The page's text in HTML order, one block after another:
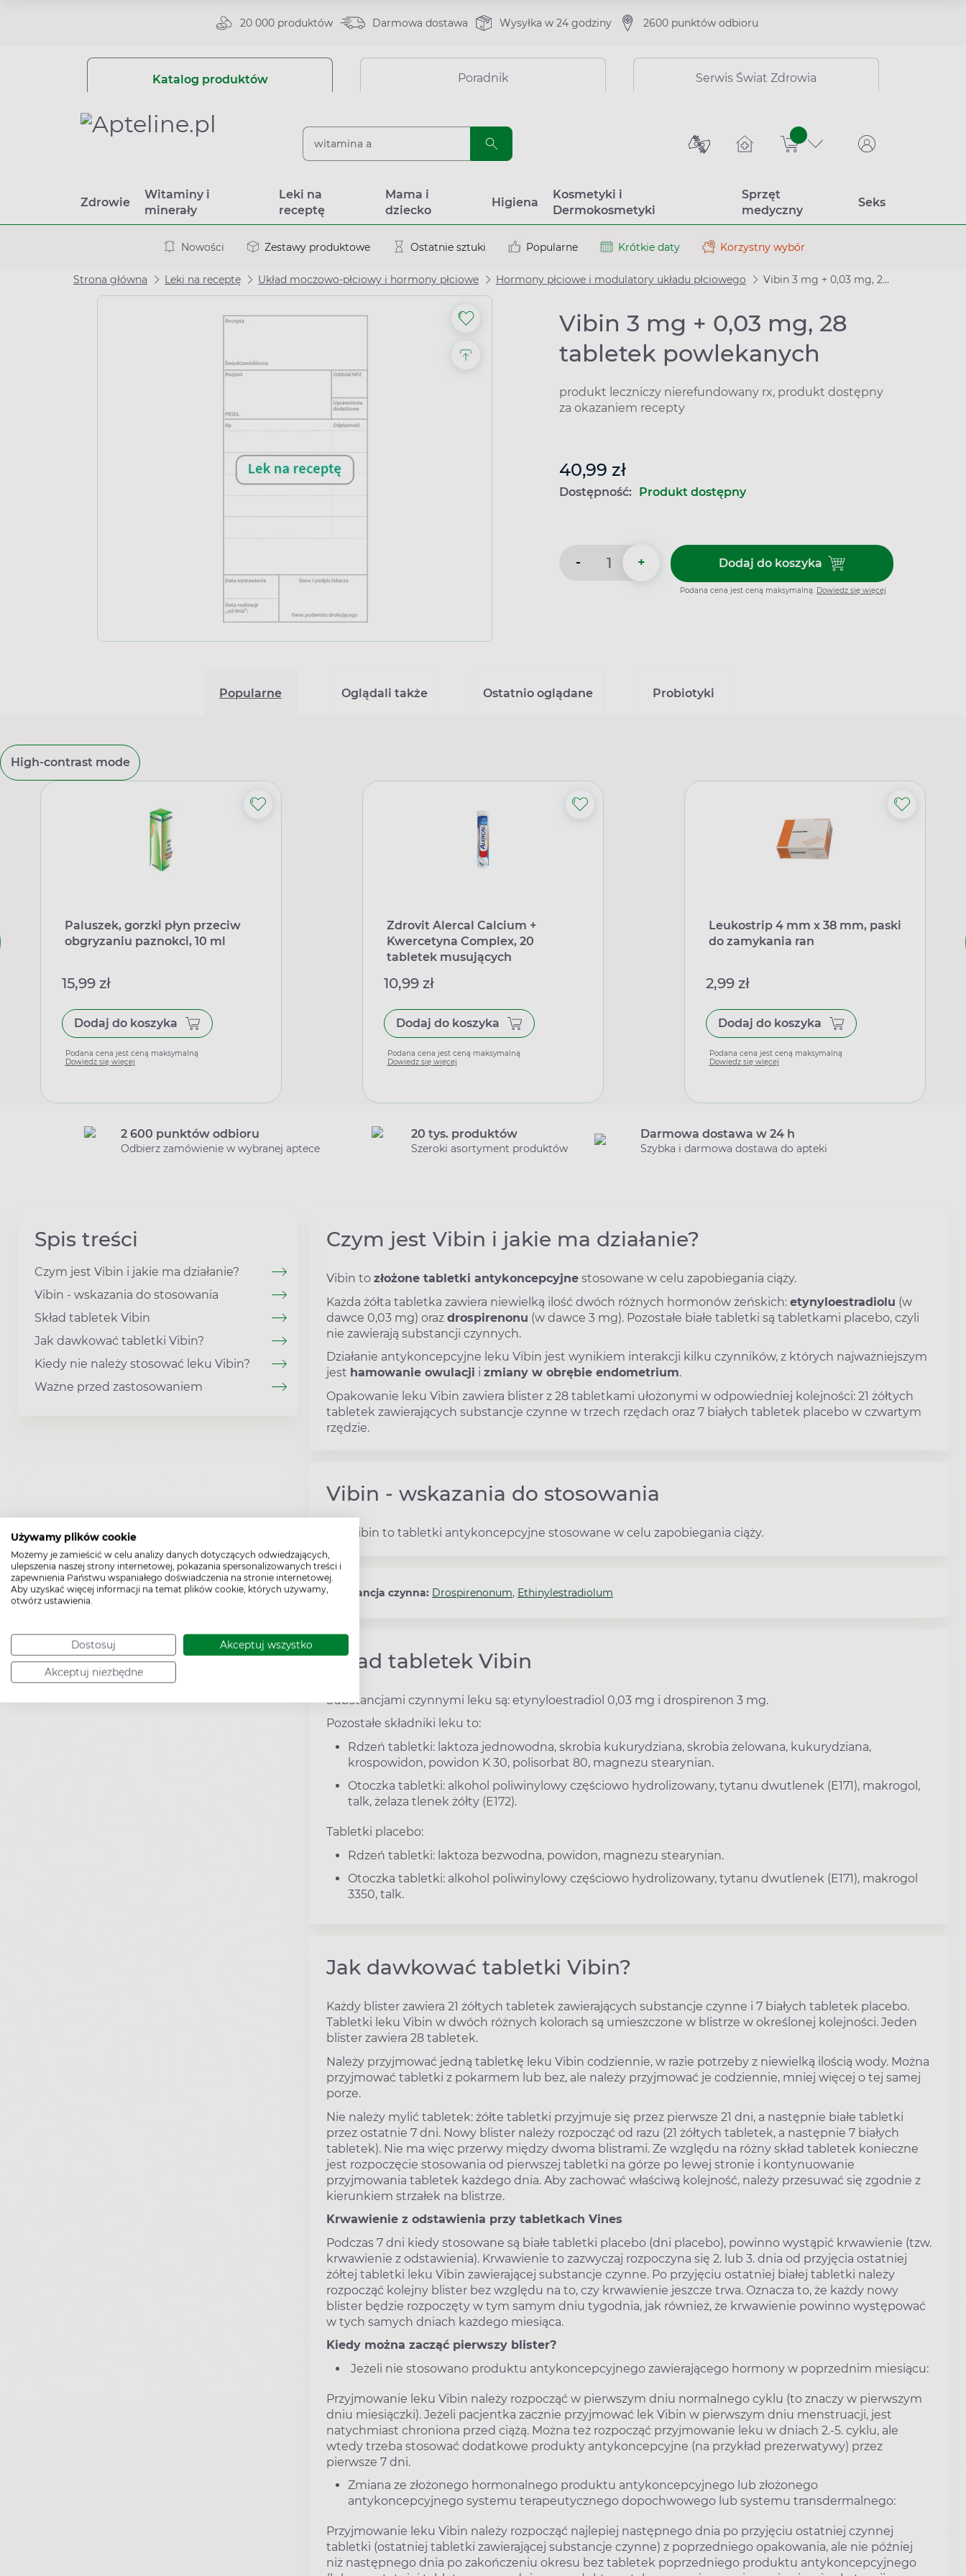
Używamy plików cookie
Możemy je zamieścić w celu analizy danych dotyczących odwiedzających,
ulepszenia naszej strony internetowej, pokazania spersonalizowanych treści i
zapewnienia Państwu wspaniałego doświadczenia na stronie internetowej.
Aby uzyskać więcej informacji na temat plików cookie, których używamy,
otwórz ustawienia.
Dostosuj Akceptuj wszystko
Akceptuj niezbędne
20 000 produktów Darmowa dostawa Wysyłka w 24 godziny 2600 punktów odbioru
Katalog produktów Poradnik Serwis Świat Zdrowia
sztuk
Zdrowie
Witaminy i
minerały
Leki na
receptę
Mama i
dziecko
Higiena
Kosmetyki i
Dermokosmetyki
Sprzęt
medyczny
Seks
Nowości Zestawy produktowe Ostatnie sztuki Popularne Krótkie daty Korzystny wybór
Strona główna Leki na receptę Układ moczowo-płciowy i hormony płciowe Hormony płciowe i modulatory układu płciowego Vibin 3 mg + 0,03 mg, 28 tabletek powlekanych
Vibin 3 mg + 0,03 mg, 28
tabletek powlekanych
produkt leczniczy nierefundowany rx, produkt dostępny
za okazaniem recepty
40,99 zł
Dostępność: Produkt dostępny
- + Dodaj do koszykaDodaj do koszyka Vibin 3 mg
Podana cena jest ceną maksymalną. Dowiedz się więcej
Popularne Oglądali także Ostatnio oglądane Probiotyki
High-contrast mode
Paluszek, gorzki płyn przeciw
obgryzaniu paznokci, 10 ml
15,99 zł
Dodaj do koszyka
Podana cena jest ceną maksymalną
Dowiedz się więcej
Zdrovit Alercal Calcium +
Kwercetyna Complex, 20
tabletek musujących
10,99 zł
Dodaj do koszyka
Podana cena jest ceną maksymalną
Dowiedz się więcej
Leukostrip 4 mm x 38 mm, paski
do zamykania ran
2,99 zł
Dodaj do koszyka
Podana cena jest ceną maksymalną
Dowiedz się więcej
2 600 punktów odbioru
Odbierz zamówienie w wybranej aptece
20 tys. produktów
Szeroki asortyment produktów
Darmowa dostawa w 24 h
Szybka i darmowa dostawa do apteki
Spis treści
Czym jest Vibin i jakie ma działanie?
Vibin - wskazania do stosowania
Skład tabletek Vibin
Jak dawkować tabletki Vibin?
Kiedy nie należy stosować leku Vibin?
Ważne przed zastosowaniem
Czym jest Vibin i jakie ma działanie?
Vibin to złożone tabletki antykoncepcyjne stosowane w celu zapobiegania ciąży.
Każda żółta tabletka zawiera niewielką ilość dwóch różnych hormonów żeńskich: etynyloestradiolu (w
dawce 0,03 mg) oraz drospirenonu (w dawce 3 mg). Pozostałe białe tabletki są tabletkami placebo, czyli
nie zawierają substancji czynnych.
Działanie antykoncepcyjne leku Vibin jest wynikiem interakcji kilku czynników, z których najważniejszym
jest hamowanie owulacji i zmiany w obrębie endometrium.
Opakowanie leku Vibin zawiera blister z 28 tabletkami ułożonymi w odpowiedniej kolejności: 21 żółtych
tabletek zawierających substancje czynne w trzech rzędach oraz 7 białych tabletek placebo w czwartym
rzędzie.
Vibin - wskazania do stosowania
Lek Vibin to tabletki antykoncepcyjne stosowane w celu zapobiegania ciąży.
Substancja czynna: Drospirenonum, Ethinylestradiolum
Skład tabletek Vibin
Substancjami czynnymi leku są: etynyloestradiol 0,03 mg i drospirenon 3 mg.
Pozostałe składniki leku to:
Rdzeń tabletki: laktoza jednowodna, skrobia kukurydziana, skrobia żelowana, kukurydziana,
krospowidon, powidon K 30, polisorbat 80, magnezu stearynian.
Otoczka tabletki: alkohol poliwinylowy częściowo hydrolizowany, tytanu dwutlenek (E171), makrogol,
talk, żelaza tlenek żółty (E172).
Tabletki placebo:
Rdzeń tabletki: laktoza bezwodna, powidon, magnezu stearynian.
Otoczka tabletki: alkohol poliwinylowy częściowo hydrolizowany, tytanu dwutlenek (E171), makrogol
3350, talk.
Jak dawkować tabletki Vibin?
Każdy blister zawiera 21 żółtych tabletek zawierających substancje czynne i 7 białych tabletek placebo.
Tabletki leku Vibin w dwóch różnych kolorach są umieszczone w blistrze w określonej kolejności. Jeden
blister zawiera 28 tabletek.
Należy przyjmować jedną tabletkę leku Vibin codziennie, w razie potrzeby z niewielką ilością wody. Można
przyjmować tabletki z pokarmem lub bez, ale należy przyjmować je codziennie, mniej więcej o tej samej
porze.
Nie należy mylić tabletek: żółte tabletki przyjmuje się przez pierwsze 21 dni, a następnie białe tabletki
przez ostatnie 7 dni. Nowy blister należy rozpocząć od razu (21 żółtych tabletek, a następnie 7 białych
tabletek). Nie ma więc przerwy między dwoma blistrami. Ze względu na różny skład tabletek konieczne
jest rozpoczęcie stosowania od pierwszej tabletki na górze po lewej stronie i kontynuowanie
przyjmowania tabletek każdego dnia. Aby zachować właściwą kolejność, należy przesuwać się zgodnie z
kierunkiem strzałek na blistrze.
Krwawienie z odstawienia przy tabletkach Vines
Podczas 7 dni kiedy stosowane są białe tabletki placebo (dni placebo), powinno wystąpić krwawienie (tzw.
krwawienie z odstawienia). Krwawienie to zazwyczaj rozpoczyna się 2. lub 3. dnia od przyjęcia ostatniej
żółtej tabletki leku Vibin zawierającej substancje czynne. Po przyjęciu ostatniej białej tabletki należy
rozpocząć kolejny blister bez względu na to, czy krwawienie jeszcze trwa. Oznacza to, że każdy nowy
blister będzie rozpoczęty w tym samym dniu tygodnia, jak również, że krwawienie powinno występować
w tych samych dniach każdego miesiąca.
Kiedy można zacząć pierwszy blister?
Jeżeli nie stosowano produktu antykoncepcyjnego zawierającego hormony w poprzednim miesiącu:
Przyjmowanie leku Vibin należy rozpocząć w pierwszym dniu normalnego cyklu (to znaczy w pierwszym
dniu miesiączki). Jeżeli pacjentka zacznie przyjmować lek Vibin w pierwszym dniu menstruacji, jest
natychmiast chroniona przed ciążą. Można też rozpocząć przyjmowanie leku w dniach 2.-5. cyklu, ale
wtedy trzeba stosować dodatkowe produkty antykoncepcyjne (na przykład prezerwatywy) przez
pierwsze 7 dni.
Zmiana ze złożonego hormonalnego produktu antykoncepcyjnego lub złożonego
antykoncepcyjnego systemu terapeutycznego dopochwowego lub systemu transdermalnego:
Przyjmowanie leku Vibin należy rozpocząć najlepiej następnego dnia po przyjęciu ostatniej czynnej
tabletki (ostatniej tabletki zawierającej substancje czynne) z poprzedniego opakowania, ale nie później
niż następnego dnia po zakończeniu okresu bez tabletek poprzedniego produktu antykoncepcyjnego